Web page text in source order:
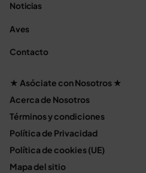
Noticias
Aves
Contacto
★ Asóciate con Nosotros ★
Acerca de Nosotros
Términos y condiciones
Política de Privacidad
Política de cookies (UE)
Mapa del sitio